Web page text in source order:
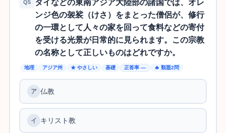
Q5
タイなどの東南アジア大陸部の諸国では、オレ
ンジ色の袈裟（けさ）をまとった僧侶が、修行
の一環として人々の家を回って食料などの寄付
を受ける光景が日常的に見られます。この宗教
の名称として正しいものはどれですか。
地理 アジア州 ★ やさしい 基礎 正答率 — 🔥 類題2問
仏教
キリスト教